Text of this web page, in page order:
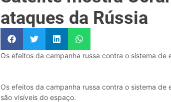
ataques da Rússia
Os efeitos da campanha russa contra o sistema de
Os efeitos da campanha russa contra o sistema
são visíveis do espaço.